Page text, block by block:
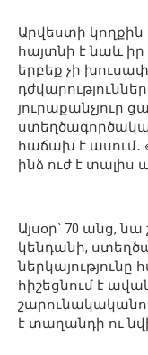
Արվեստի
հայտնի է նաև իր
երբեք չի
յուրաքանչյուր
հաճախ է ասում․
ինձ ուժ է տալիս
Այսօր՝ 70 անց,
կենդանի,
ներկայությունը
հիշեցնում է
է տաղանդի ու